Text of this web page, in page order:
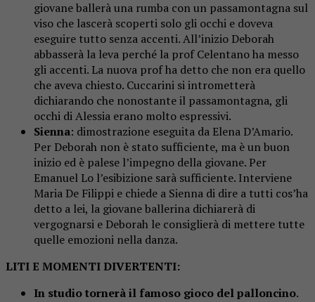
giovane ballerà una rumba con un passamontagna sul
viso che lascerà scoperti solo gli occhi e doveva
eseguire tutto senza accenti. All’inizio Deborah
abbasserà la leva perché la prof Celentano ha messo
gli accenti. La nuova prof ha detto che non era quello
che aveva chiesto. Cuccarini si intrometterà
dichiarando che nonostante il passamontagna, gli
occhi di Alessia erano molto espressivi.
Sienna: dimostrazione eseguita da Elena D’Amario.
Per Deborah non è stato sufficiente, ma è un buon
inizio ed è palese l’impegno della giovane. Per
Emanuel Lo l’esibizione sarà sufficiente. Interviene
Maria De Filippi e chiede a Sienna di dire a tutti cos’ha
detto a lei, la giovane ballerina dichiarerà di
vergognarsi e Deborah le consiglierà di mettere tutte
quelle emozioni nella danza.
LITI E MOMENTI DIVERTENTI:
In studio tornerà il famoso gioco del palloncino.